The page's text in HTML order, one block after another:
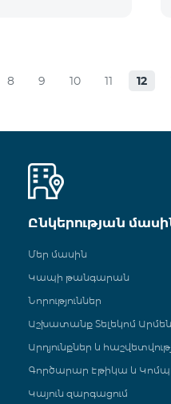
8 9 10 11 12
Ընկերության
Մեր մասին
Կապի թանգարան
Նորություններ
Աշխատանք Տելեկոմ
Արդյունքներ և
Գործարար Էթիկա և
Կայուն զարգացում